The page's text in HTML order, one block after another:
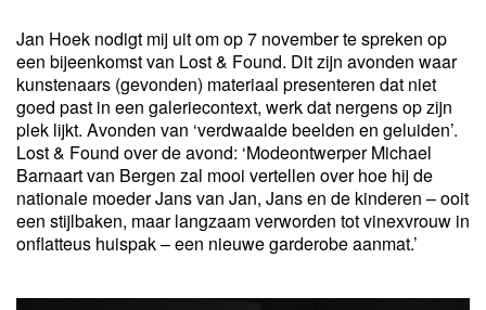
Jan Hoek nodigt mij uit om op 7 november te spreken op
een bijeenkomst van Lost & Found. Dit zijn avonden waar
kunstenaars (gevonden) materiaal presenteren dat niet
goed past in een galeriecontext, werk dat nergens op zijn
plek lijkt. Avonden van ‘verdwaalde beelden en geluiden’.
Lost & Found over de avond: ‘Modeontwerper Michael
Barnaart van Bergen zal mooi vertellen over hoe hij de
nationale moeder Jans van Jan, Jans en de kinderen – ooit
een stijlbaken, maar langzaam verworden tot vinexvrouw in
onflatteus huispak – een nieuwe garderobe aanmat.’